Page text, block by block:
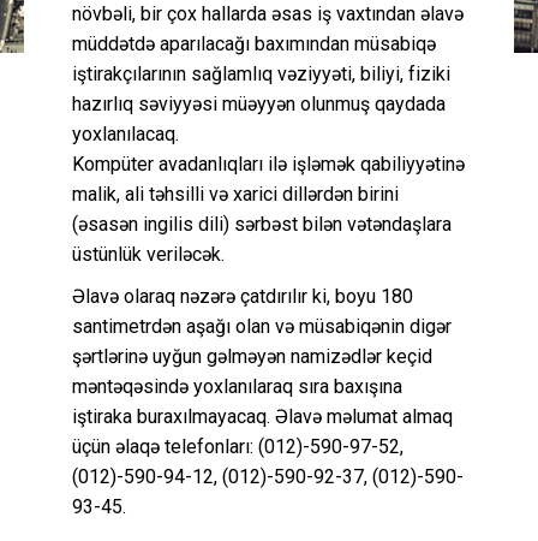
növbəli, bir çox hallarda əsas iş vaxtından əlavə
müddətdə aparılacağı baxımından müsabiqə
iştirakçılarının sağlamlıq vəziyyəti, biliyi, fiziki
hazırlıq səviyyəsi müəyyən olunmuş qaydada
yoxlanılacaq.
Kompüter avadanlıqları ilə işləmək qabiliyyətinə
malik, ali təhsilli və xarici dillərdən birini
(əsasən ingilis dili) sərbəst bilən vətəndaşlara
üstünlük veriləcək.
Əlavə olaraq nəzərə çatdırılır ki, boyu 180
santimetrdən aşağı olan və müsabiqənin digər
şərtlərinə uyğun gəlməyən namizədlər keçid
məntəqəsində yoxlanılaraq sıra baxışına
iştiraka buraxılmayacaq. Əlavə məlumat almaq
üçün əlaqə telefonları: (012)-590-97-52,
(012)-590-94-12, (012)-590-92-37, (012)-590-
93-45.